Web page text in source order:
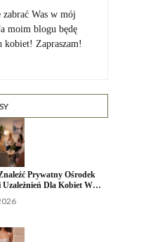
Was w mój
moim blogu będę
kobiet! Zapraszam!
Prywatny Ośrodek
Uzależnień Dla Kobiet W…